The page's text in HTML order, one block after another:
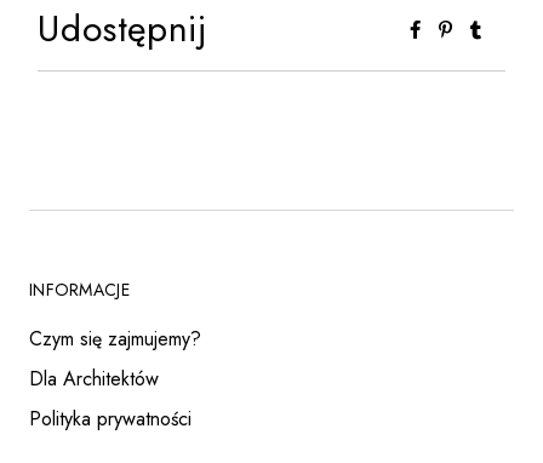
Udostępnij
INFORMACJE
Czym się zajmujemy?
Dla Architektów
Polityka prywatności